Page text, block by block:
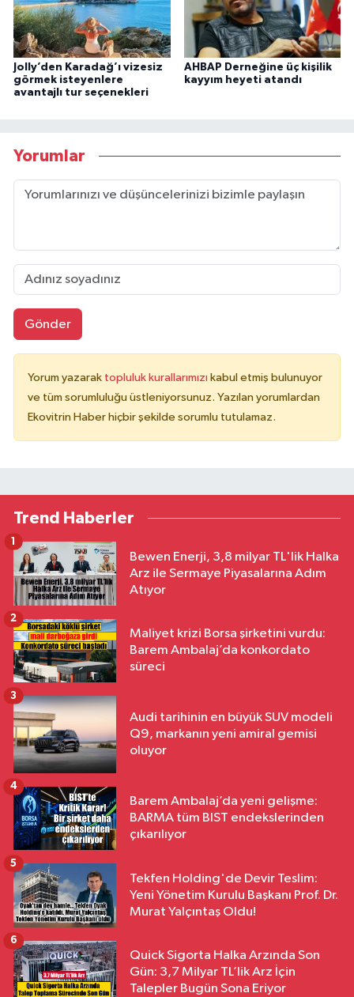
Jolly’den Karadağ’ı vizesiz
görmek isteyenlere
avantajlı tur seçenekleri
AHBAP Derneğine üç kişilik
kayyım heyeti atandı
Yorumlar
Gönder
Yorum yazarak topluluk kurallarımızı kabul etmiş bulunuyor
ve tüm sorumluluğu üstleniyorsunuz. Yazılan yorumlardan
Ekovitrin Haber hiçbir şekilde sorumlu tutulamaz.
Trend Haberler
Bewen Enerji, 3,8 milyar TL'lik Halka
Arz ile Sermaye Piyasalarına Adım
Atıyor
1
Maliyet krizi Borsa şirketini vurdu:
Barem Ambalaj’da konkordato
süreci
2
Audi tarihinin en büyük SUV modeli
Q9, markanın yeni amiral gemisi
oluyor
3
Barem Ambalaj’da yeni gelişme:
BARMA tüm BIST endekslerinden
çıkarılıyor
4
Tekfen Holding'de Devir Teslim:
Yeni Yönetim Kurulu Başkanı Prof. Dr.
Murat Yalçıntaş Oldu!
5
Quick Sigorta Halka Arzında Son
Gün: 3,7 Milyar TL’lik Arz İçin
Talepler Bugün Sona Eriyor
6